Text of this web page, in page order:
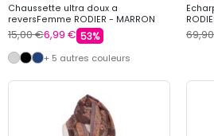
Chaussette ultra doux a
reversFemme RODIER - MARRON
15,00 €6,99 € 53%
+ 5 autres couleurs